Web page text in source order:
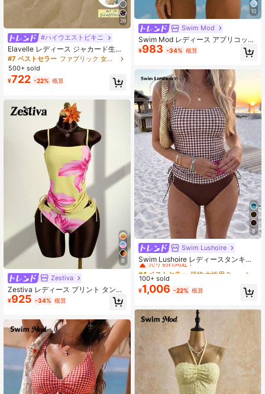
26
#ハイウエストビキニ
Elavelle レディース ジャカード生地
リボン&ヒトデ装飾 ハイウエスト水
着ボトム 春夏
#7 ベストセラー
ファブリック 女性用ビキニボトム
500+ sold
¥722 -22% 概算
9
Zestiva
Zestiva レディース プリント タンキ
ニ水着セット、エレガントなバケー
ションカジュアルスタイル
¥925 -34% 概算
10
Swim Mod
Swim Mod レディース アプリコット
織り生地 ビーズ装飾キャミソール&
ビキニセット、夏のビーチや旅行に
¥983 -34% 概算
8
Swim Lushoire
Swim Lushoire レディースタンキニ
セット、リブ素材小花柄スイムボト
ム、ダブルストラップ水着、カジュ
アルビーチバケーションタンクトッ
プタンキニ
#4 ベストセラー
植物 女性用タンキニ
売り切れ間近！
#4 ベストセラー
売り切れ間近！
#4 ベストセラー
売り切れ間近！
#4 ベストセラー
100+ sold
¥1,006 -22% 概算